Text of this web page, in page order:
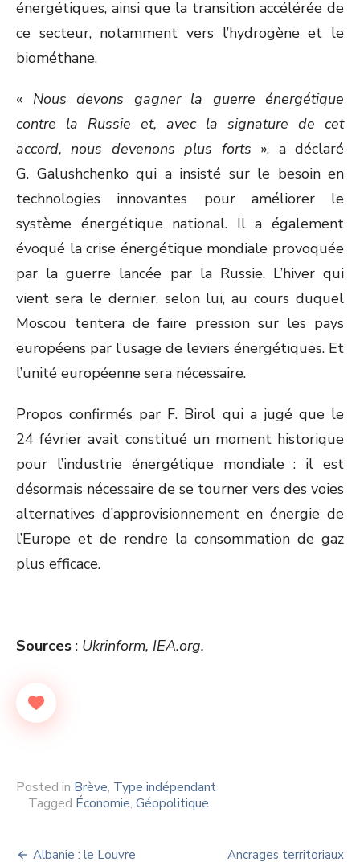
énergétiques, ainsi que la transition accélérée de
ce secteur, notamment vers l’hydrogène et le
biométhane.
« Nous devons gagner la guerre énergétique
contre la Russie et, avec la signature de cet
accord, nous devenons plus forts », a déclaré
G. Galushchenko qui a insisté sur le besoin en
technologies innovantes pour améliorer le
système énergétique national. Il a également
évoqué la crise énergétique mondiale provoquée
par la guerre lancée par la Russie. L’hiver qui
vient sera le dernier, selon lui, au cours duquel
Moscou tentera de faire pression sur les pays
européens par l’usage de leviers énergétiques. Et
l’unité européenne sera nécessaire.
Propos confirmés par F. Birol qui a jugé que le
24 février avait constitué un moment historique
pour l’industrie énergétique mondiale : il est
désormais nécessaire de se tourner vers des voies
alternatives d’approvisionnement en énergie de
l’Europe et de rendre la consommation de gaz
plus efficace.
Sources : Ukrinform, IEA.org.
Posted in Brève, Type indépendant
Tagged Économie, Géopolitique
Albanie : le Louvre
Ancrages territoriaux